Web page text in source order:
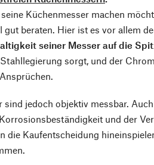
Küchenmesser machen
beraten. Hier ist es vor allem
seiner Messer auf die
sorgt, und der
jedoch objektiv messbar.
und der
die Kaufentscheidung